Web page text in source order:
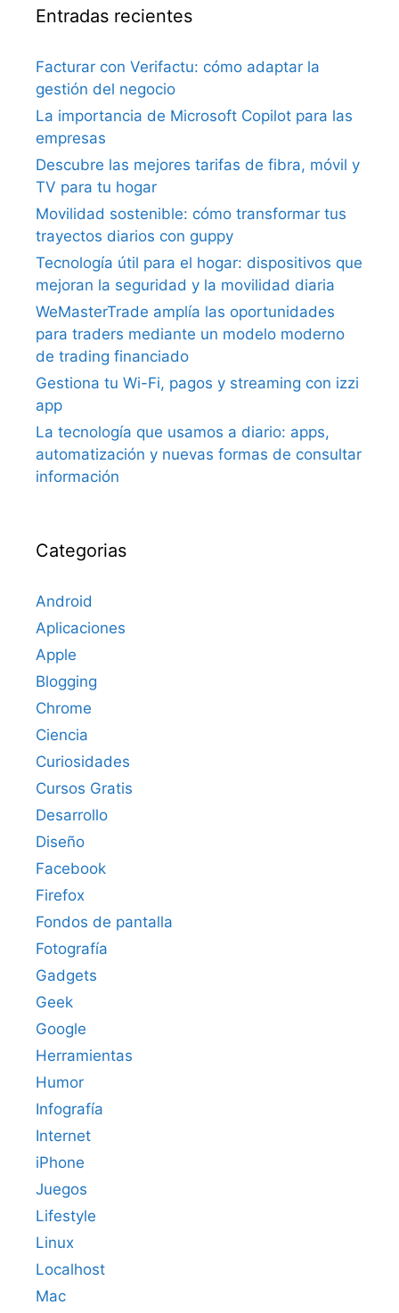
Entradas recientes
Facturar con Verifactu: cómo adaptar la
gestión del negocio
La importancia de Microsoft Copilot para las
empresas
Descubre las mejores tarifas de fibra, móvil y
TV para tu hogar
Movilidad sostenible: cómo transformar tus
trayectos diarios con guppy
Tecnología útil para el hogar: dispositivos que
mejoran la seguridad y la movilidad diaria
WeMasterTrade amplía las oportunidades
para traders mediante un modelo moderno
de trading financiado
Gestiona tu Wi-Fi, pagos y streaming con izzi
app
La tecnología que usamos a diario: apps,
automatización y nuevas formas de consultar
información
Categorias
Android
Aplicaciones
Apple
Blogging
Chrome
Ciencia
Curiosidades
Cursos Gratis
Desarrollo
Diseño
Facebook
Firefox
Fondos de pantalla
Fotografía
Gadgets
Geek
Google
Herramientas
Humor
Infografía
Internet
iPhone
Juegos
Lifestyle
Linux
Localhost
Mac